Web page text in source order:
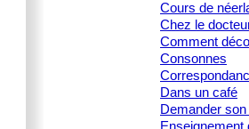
Cours de
Chez le
Comment
Consonnes
Dans un café
Demander